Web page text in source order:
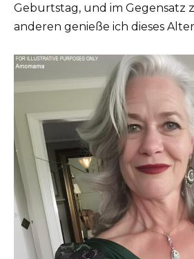
Geburtstag, und im Gegensatz
anderen genieße ich dieses